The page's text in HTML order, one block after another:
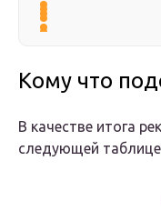
Кому что
В качестве итога
следующей